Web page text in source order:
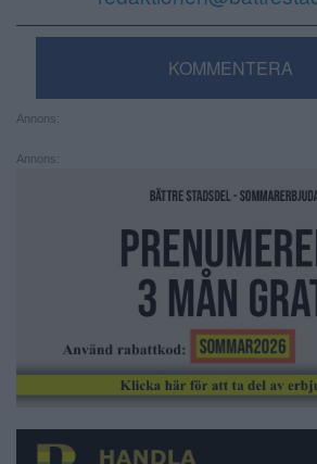
KOMMENTERA
Annons:
Annons: